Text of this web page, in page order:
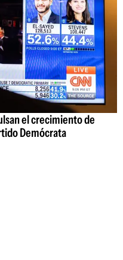
el crecimiento de
Demócrata